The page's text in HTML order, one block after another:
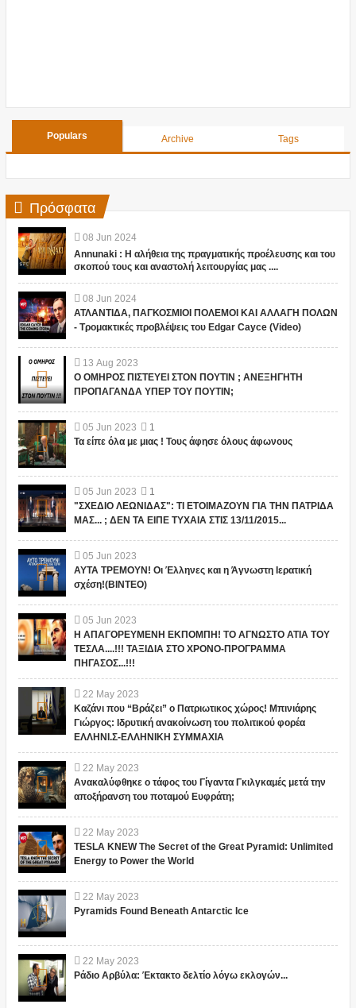
Populars Archive Tags
Πρόσφατα
08 Jun 2024
Annunaki : Η αλήθεια της πραγματικής προέλευσης και του
σκοπού τους και αναστολή λειτουργίας μας ....
08 Jun 2024
ΑΤΛΑΝΤΙΔΑ, ΠΑΓΚΟΣΜΙΟΙ ΠΟΛΕΜΟΙ ΚΑΙ ΑΛΛΑΓΗ ΠΟΛΩΝ
- Τρομακτικές προβλέψεις του Edgar Cayce (Video)
13 Aug 2023
Ο ΟΜΗΡΟΣ ΠΙΣΤΕΥΕΙ ΣΤΟΝ ΠΟΥΤΙΝ ; ΑΝΕΞΗΓΗΤΗ
ΠΡΟΠΑΓΑΝΔΑ ΥΠΕΡ ΤΟΥ ΠΟΥΤΙΝ;
05 Jun 2023
1
Τα είπε όλα με μιας ! Τους άφησε όλους άφωνους
05 Jun 2023
1
"ΣΧΕΔΙΟ ΛΕΩΝΙΔΑΣ": ΤΙ ΕΤΟΙΜΑΖΟΥΝ ΓΙΑ ΤΗΝ ΠΑΤΡΙΔΑ
ΜΑΣ... ; ΔΕΝ ΤΑ ΕΙΠΕ ΤΥΧΑΙΑ ΣΤΙΣ 13/11/2015...
05 Jun 2023
ΑΥΤΑ ΤΡΕΜΟΥΝ! Οι Έλληνες και η Άγνωστη Ιερατική
σχέση!(ΒΙΝΤΕΟ)
05 Jun 2023
Η ΑΠΑΓΟΡΕΥΜΕΝΗ ΕΚΠΟΜΠΗ! ΤΟ ΑΓΝΩΣΤΟ ΑΤΙΑ ΤΟΥ
ΤΕΣΛΑ....!!! ΤΑΞΙΔΙΑ ΣΤΟ ΧΡΟΝΟ-ΠΡΟΓΡΑΜΜΑ
ΠΗΓΑΣΟΣ...!!!
22 May 2023
Καζάνι που “Βράζει” ο Πατριωτικος χώρος! Μπινιάρης
Γιώργος: Ιδρυτική ανακοίνωση του πολιτικού φορέα
ΕΛΛΗΝΙ.Σ-ΕΛΛΗΝΙΚΗ ΣΥΜΜΑΧΙΑ
22 May 2023
Ανακαλύφθηκε ο τάφος του Γίγαντα Γκιλγκαμές μετά την
αποξήρανση του ποταμού Ευφράτη;
22 May 2023
TESLA KNEW The Secret of the Great Pyramid: Unlimited
Energy to Power the World
22 May 2023
Pyramids Found Beneath Antarctic Ice
22 May 2023
Ράδιο Αρβύλα: Έκτακτο δελτίο λόγω εκλογών...